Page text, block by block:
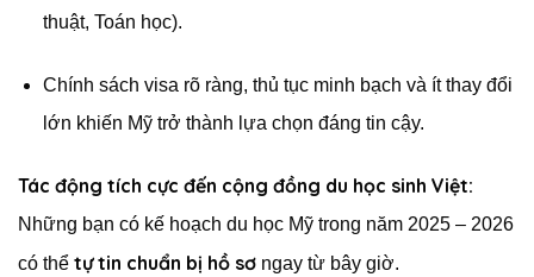
thuật, Toán học).
Chính sách visa rõ ràng, thủ tục minh bạch và ít thay đổi
lớn khiến Mỹ trở thành lựa chọn đáng tin cậy.
Tác động tích cực đến cộng đồng du học sinh Việt:
Những bạn có kế hoạch du học Mỹ trong năm 2025 – 2026
có thể tự tin chuẩn bị hồ sơ ngay từ bây giờ.